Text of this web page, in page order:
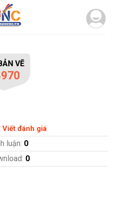
VẼ
Viết đánh giá
luận: 0
0